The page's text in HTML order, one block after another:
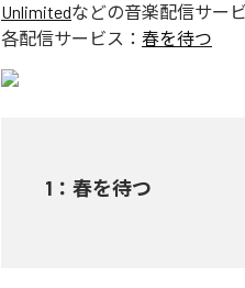
Unlimitedなどの音楽配信サー
各配信サービス： 春を待つ
1 ： 春を待つ